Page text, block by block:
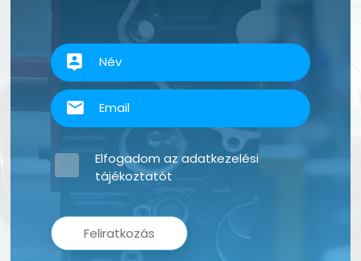
Feliratkozás
Elfogadom azadatkezelési
tájékoztatót